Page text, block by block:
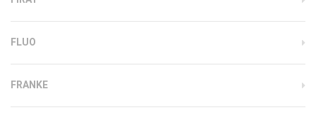
FLUO
FRANKE